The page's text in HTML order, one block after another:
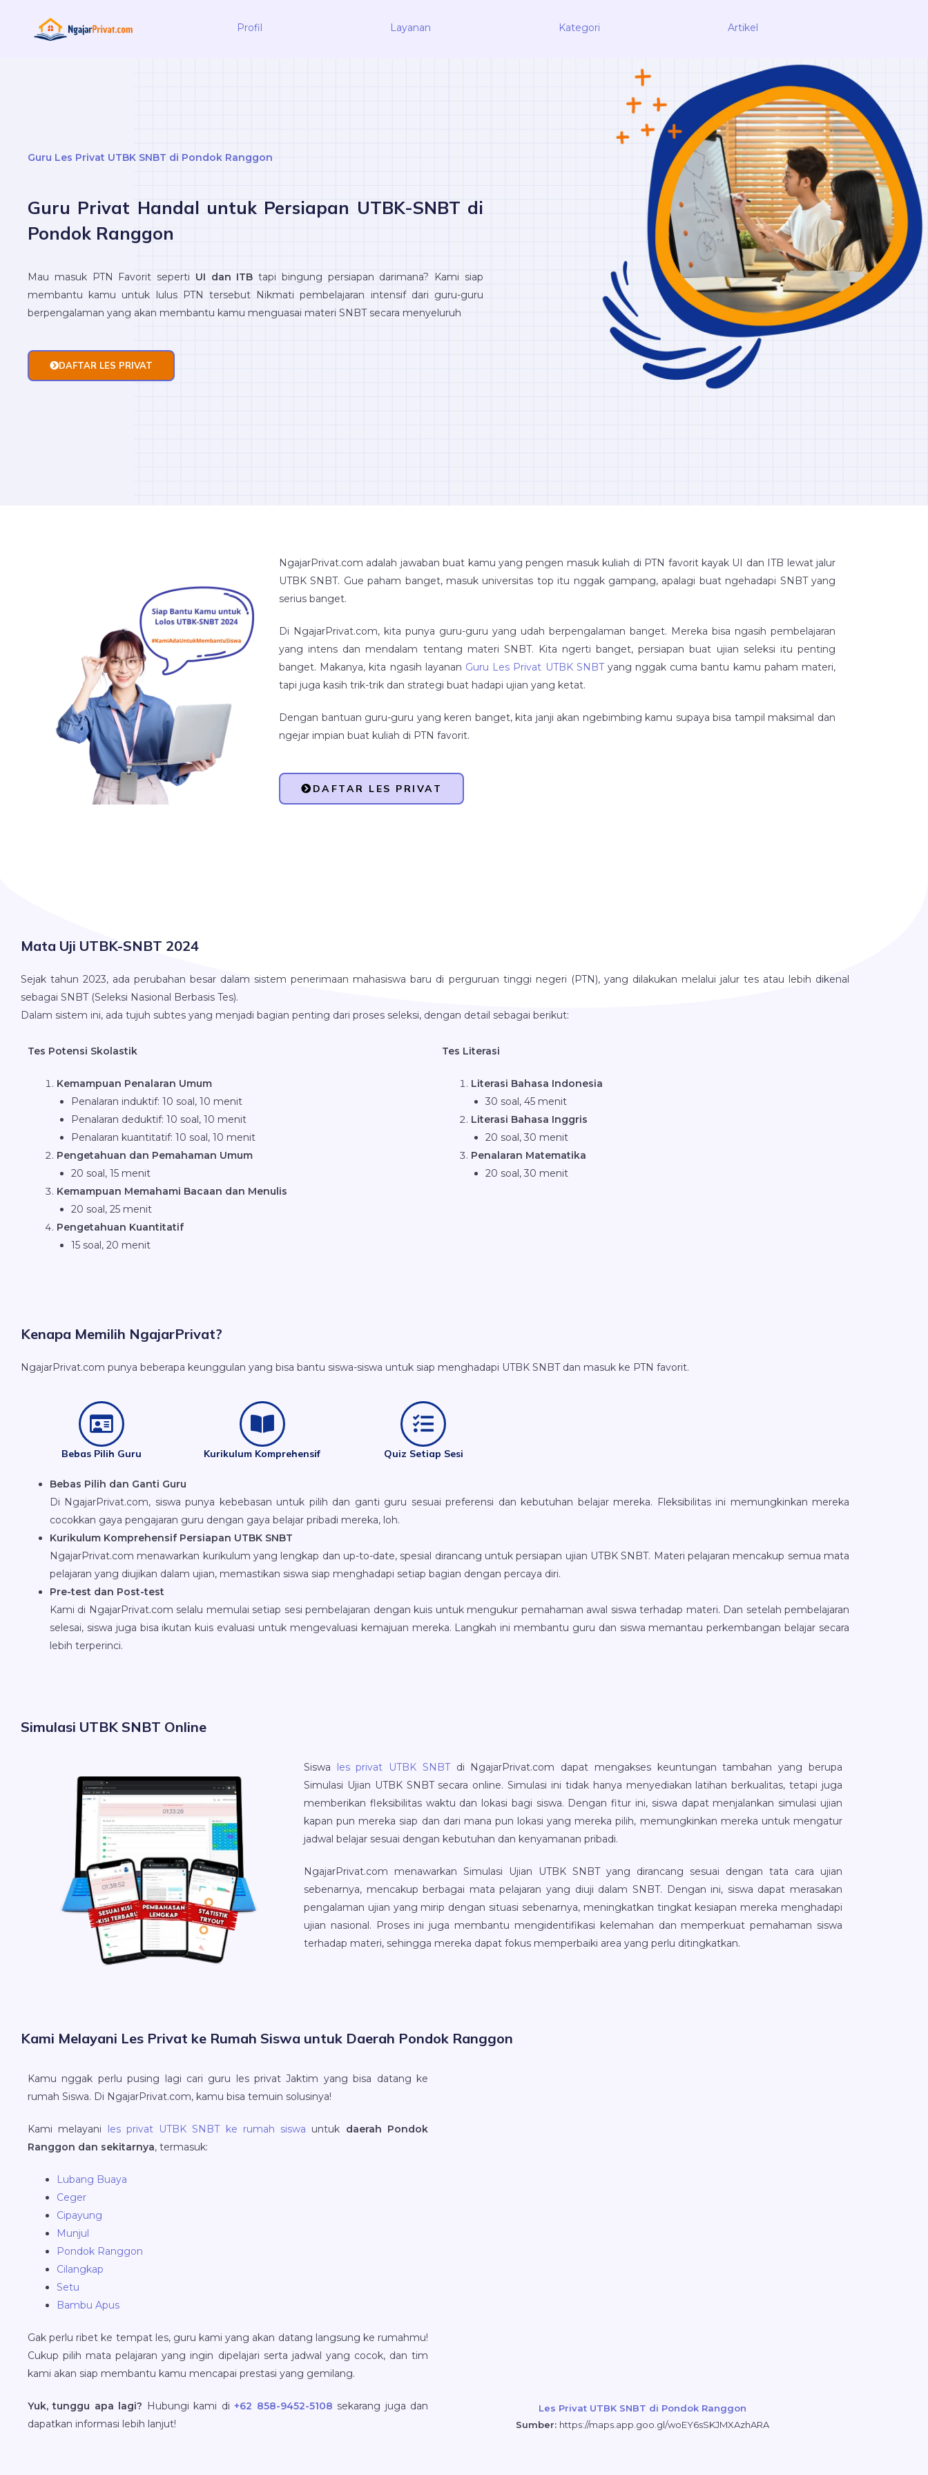
Profil Layanan Kategori Artikel
Guru Les Privat UTBK SNBT di Pondok Ranggon
Guru Privat Handal untuk Persiapan UTBK-SNBT di
Pondok Ranggon
Mau masuk PTN Favorit seperti UI dan ITB tapi bingung persiapan darimana? Kami siap
membantu kamu untuk lulus PTN tersebut Nikmati pembelajaran intensif dari guru-guru
berpengalaman yang akan membantu kamu menguasai materi SNBT secara menyeluruh
DAFTAR LES PRIVAT
NgajarPrivat.com adalah jawaban buat kamu yang pengen masuk kuliah di PTN favorit kayak UI dan ITB lewat jalur
UTBK SNBT. Gue paham banget, masuk universitas top itu nggak gampang, apalagi buat ngehadapi SNBT yang
serius banget.
Di NgajarPrivat.com, kita punya guru-guru yang udah berpengalaman banget. Mereka bisa ngasih pembelajaran
yang intens dan mendalam tentang materi SNBT. Kita ngerti banget, persiapan buat ujian seleksi itu penting
banget. Makanya, kita ngasih layanan Guru Les Privat UTBK SNBTyang nggak cuma bantu kamu paham materi,
tapi juga kasih trik-trik dan strategi buat hadapi ujian yang ketat.
Dengan bantuan guru-guru yang keren banget, kita janji akan ngebimbing kamu supaya bisa tampil maksimal dan
ngejar impian buat kuliah di PTN favorit.
DAFTAR LES PRIVAT
Mata Uji UTBK-SNBT 2024
Sejak tahun 2023, ada perubahan besar dalam sistem penerimaan mahasiswa baru di perguruan tinggi negeri (PTN), yang dilakukan melalui jalur tes atau lebih dikenal
sebagai SNBT (Seleksi Nasional Berbasis Tes).
Dalam sistem ini, ada tujuh subtes yang menjadi bagian penting dari proses seleksi, dengan detail sebagai berikut:
Tes Potensi Skolastik
Kemampuan Penalaran Umum
Penalaran induktif: 10 soal, 10 menit
Penalaran deduktif: 10 soal, 10 menit
Penalaran kuantitatif: 10 soal, 10 menit
Pengetahuan dan Pemahaman Umum
20 soal, 15 menit
Kemampuan Memahami Bacaan dan Menulis
20 soal, 25 menit
Pengetahuan Kuantitatif
15 soal, 20 menit
Tes Literasi
Literasi Bahasa Indonesia
30 soal, 45 menit
Literasi Bahasa Inggris
20 soal, 30 menit
Penalaran Matematika
20 soal, 30 menit
Kenapa Memilih NgajarPrivat?
NgajarPrivat.com punya beberapa keunggulan yang bisa bantu siswa-siswa untuk siap menghadapi UTBK SNBT dan masuk ke PTN favorit.
Bebas Pilih Guru Kurikulum Komprehensif Quiz Setiap Sesi
Bebas Pilih dan Ganti Guru
Di NgajarPrivat.com, siswa punya kebebasan untuk pilih dan ganti guru sesuai preferensi dan kebutuhan belajar mereka. Fleksibilitas ini memungkinkan mereka
cocokkan gaya pengajaran guru dengan gaya belajar pribadi mereka, loh.
Kurikulum Komprehensif Persiapan UTBK SNBT
NgajarPrivat.com menawarkan kurikulum yang lengkap dan up-to-date, spesial dirancang untuk persiapan ujian UTBK SNBT. Materi pelajaran mencakup semua mata
pelajaran yang diujikan dalam ujian, memastikan siswa siap menghadapi setiap bagian dengan percaya diri.
Pre-test dan Post-test
Kami di NgajarPrivat.com selalu memulai setiap sesi pembelajaran dengan kuis untuk mengukur pemahaman awal siswa terhadap materi. Dan setelah pembelajaran
selesai, siswa juga bisa ikutan kuis evaluasi untuk mengevaluasi kemajuan mereka. Langkah ini membantu guru dan siswa memantau perkembangan belajar secara
lebih terperinci.
Simulasi UTBK SNBT Online
Siswa les privat UTBK SNBTdi NgajarPrivat.com dapat mengakses keuntungan tambahan yang berupa
Simulasi Ujian UTBK SNBT secara online. Simulasi ini tidak hanya menyediakan latihan berkualitas, tetapi juga
memberikan fleksibilitas waktu dan lokasi bagi siswa. Dengan fitur ini, siswa dapat menjalankan simulasi ujian
kapan pun mereka siap dan dari mana pun lokasi yang mereka pilih, memungkinkan mereka untuk mengatur
jadwal belajar sesuai dengan kebutuhan dan kenyamanan pribadi.
NgajarPrivat.com menawarkan Simulasi Ujian UTBK SNBT yang dirancang sesuai dengan tata cara ujian
sebenarnya, mencakup berbagai mata pelajaran yang diuji dalam SNBT. Dengan ini, siswa dapat merasakan
pengalaman ujian yang mirip dengan situasi sebenarnya, meningkatkan tingkat kesiapan mereka menghadapi
ujian nasional. Proses ini juga membantu mengidentifikasi kelemahan dan memperkuat pemahaman siswa
terhadap materi, sehingga mereka dapat fokus memperbaiki area yang perlu ditingkatkan.
Kami Melayani Les Privat ke Rumah Siswa untuk Daerah Pondok Ranggon
Kamu nggak perlu pusing lagi cari guru les privat Jaktim yang bisa datang ke
rumah Siswa. Di NgajarPrivat.com, kamu bisa temuin solusinya!
Kami melayani les privat UTBK SNBT ke rumah siswa untuk daerah Pondok
Ranggon dan sekitarnya, termasuk:
Lubang Buaya
Ceger
Cipayung
Munjul
Pondok Ranggon
Cilangkap
Setu
Bambu Apus
Gak perlu ribet ke tempat les, guru kami yang akan datang langsung ke rumahmu!
Cukup pilih mata pelajaran yang ingin dipelajari serta jadwal yang cocok, dan tim
kami akan siap membantu kamu mencapai prestasi yang gemilang.
Yuk, tunggu apa lagi? Hubungi kami di+62 858-9452-5108 sekarang juga dan
dapatkan informasi lebih lanjut!
Les Privat UTBK SNBT di Pondok Ranggon
Sumber: https://maps.app.goo.gl/woEY6sSKJMXAzhARA